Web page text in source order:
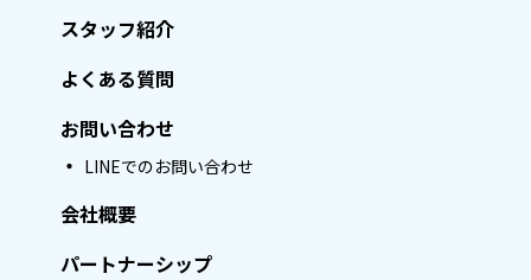
スタッフ紹介
よくある質問
お問い合わせ
LINEでのお問い合わせ
会社概要
パートナーシップ